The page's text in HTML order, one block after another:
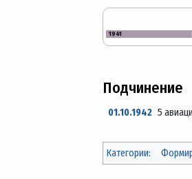
1941
Подчинение
01.10.19425
Категории: